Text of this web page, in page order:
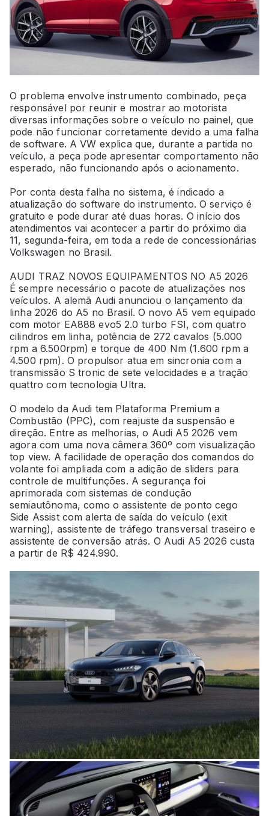
O problema envolve instrumento combinado, peça
responsável por reunir e mostrar ao motorista
diversas informações sobre o veículo no painel, que
pode não funcionar corretamente devido a uma falha
de software. A VW explica que, durante a partida no
veículo, a peça pode apresentar comportamento não
esperado, não funcionando após o acionamento.
Por conta desta falha no sistema, é indicado a
atualização do software do instrumento. O serviço é
gratuito e pode durar até duas horas. O início dos
atendimentos vai acontecer a partir do próximo dia
11, segunda-feira, em toda a rede de concessionárias
Volkswagen no Brasil.
AUDI TRAZ NOVOS EQUIPAMENTOS NO A5 2026
É sempre necessário o pacote de atualizações nos
veículos. A alemã Audi anunciou o lançamento da
linha 2026 do A5 no Brasil. O novo A5 vem equipado
com motor EA888 evo5 2.0 turbo FSI, com quatro
cilindros em linha, potência de 272 cavalos (5.000
rpm a 6.500rpm) e torque de 400 Nm (1.600 rpm a
4.500 rpm). O propulsor atua em sincronia com a
transmissão S tronic de sete velocidades e a tração
quattro com tecnologia Ultra.
O modelo da Audi tem Plataforma Premium a
Combustão (PPC), com reajuste da suspensão e
direção. Entre as melhorias, o Audi A5 2026 vem
agora com uma nova câmera 360º com visualização
top view. A facilidade de operação dos comandos do
volante foi ampliada com a adição de sliders para
controle de multifunções. A segurança foi
aprimorada com sistemas de condução
semiautônoma, como o assistente de ponto cego
Side Assist com alerta de saída do veículo (exit
warning), assistente de tráfego transversal traseiro e
assistente de conversão atrás. O Audi A5 2026 custa
a partir de R$ 424.990.